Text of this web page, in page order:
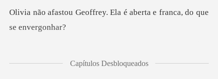
ey. Ela é aberta e franca
Capítulos Desbloqueados